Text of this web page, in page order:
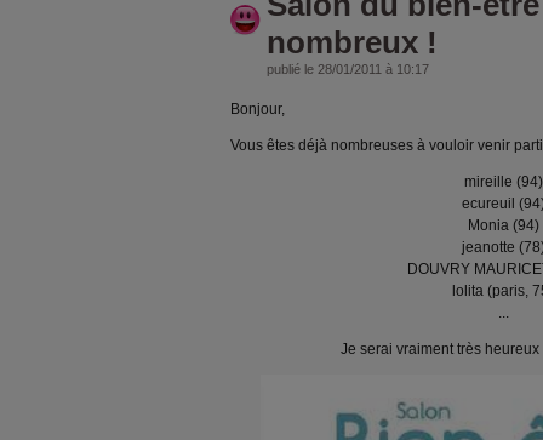
nombreux !
publié le 28/01/2011 à 10:17
Bonjour,
Vous êtes déjà nombreuses à vouloir venir
mireille (94)
ecureuil
Monia (94)
jeanotte
DOUVRY
lolita (paris,
...
Je serai vraiment très